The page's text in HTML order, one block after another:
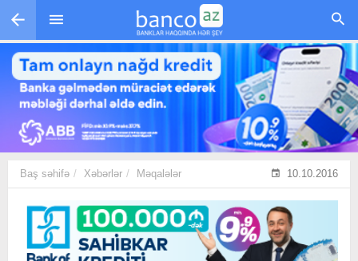
Skip to main content
Baş səhifə Xəbərlər Məqalələr 10.10.2016